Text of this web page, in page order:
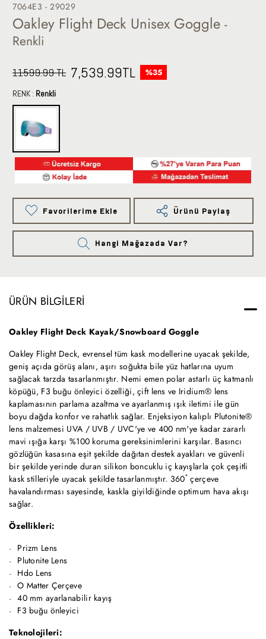
7064E3 - 29029
Oakley Flight Deck Unisex Goggle -
Renkli
11599.99 TL 7,539.99TL %35
RENK : Renkli
Favorilerime Ekle Ürünü Paylaş
Hangi Mağazada Var?
ÜRÜN BILGILERI
Oakley Flight Deck Kayak/Snowboard Goggle
Oakley Flight Deck, evrensel tüm kask modellerine uyacak şekilde,
geniş açıda görüş alanı, aşırı soğukta bile yüz hatlarına uyum
sağlacak tarzda tasarlanmıştır. Nemi emen polar astarlı üç katmanlı
köpüğü, F3 buğu önleyici özelliği, çift lens ve Iridium® lens
kaplamasının parlama azaltma ve ayarlanmış ışık iletimi ile gün
boyu dağda konfor ve rahatlık sağlar. Enjeksiyon kalıplı Plutonite®
lens malzemesi UVA / UVB / UVC'ye ve 400 nm'ye kadar zararlı
mavi ışığa karşı %100 koruma gereksinimlerini karşılar. Basıncı
gözlüğün kasasına eşit şekilde dağıtan destek ayakları ve güvenli
bir şekilde yerinde duran silikon boncuklu iç kayışlarla çok çeşitli
kask stilleriyle uyacak şekilde tasarlanmıştır. 360˚ çerçeve
havalandırması sayesinde, kaskla giyildiğinde optimum hava akışı
sağlar.
Özellikleri:
Prizm Lens
Plutonite Lens
Hdo Lens
O Matter Çerçeve
40 mm ayarlanabilir kayış
F3 buğu önleyici
Teknolojileri: